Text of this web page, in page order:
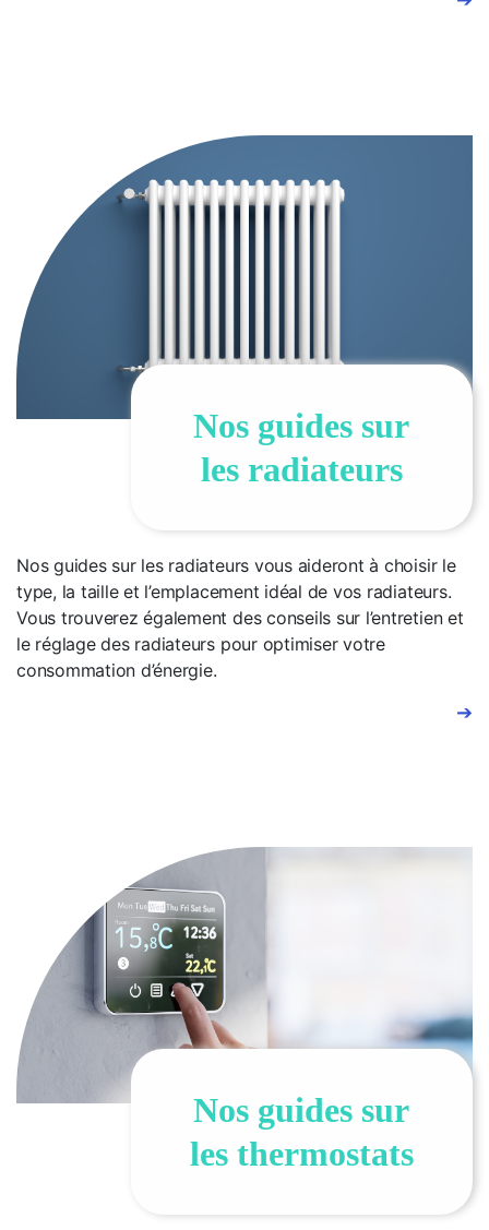
Nos guides sur
les radiateurs
Nos guides sur les radiateurs vous aideront à choisir le
type, la taille et l’emplacement idéal de vos radiateurs.
Vous trouverez également des conseils sur l’entretien et
le réglage des radiateurs pour optimiser votre
consommation d’énergie.
➔
Nos guides sur
les thermostats